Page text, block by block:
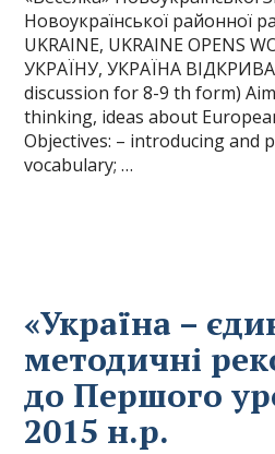
Новоукраїнської районної
UKRAINE, UKRAINE OPENS
УКРАЇНУ, УКРАЇНА
discussion for 8-9 th form)
thinking, ideas about
Objectives: – introducing and
vocabulary; …
«Україна –
методичні
до Першого
2015 н.р.